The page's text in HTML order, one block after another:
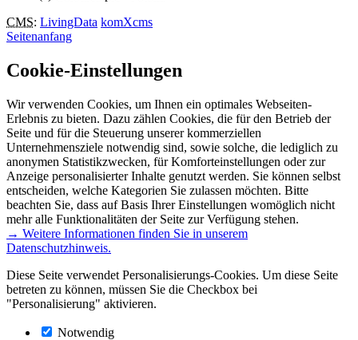
CMS: LivingData komXcms
Seitenanfang
Cookie-Einstellungen
Wir verwenden Cookies, um Ihnen ein optimales Webseiten-
Erlebnis zu bieten. Dazu zählen Cookies, die für den Betrieb der
Seite und für die Steuerung unserer kommerziellen
Unternehmensziele notwendig sind, sowie solche, die lediglich zu
anonymen Statistikzwecken, für Komforteinstellungen oder zur
Anzeige personalisierter Inhalte genutzt werden. Sie können selbst
entscheiden, welche Kategorien Sie zulassen möchten. Bitte
beachten Sie, dass auf Basis Ihrer Einstellungen womöglich nicht
mehr alle Funktionalitäten der Seite zur Verfügung stehen.
→ Weitere Informationen finden Sie in unserem
Datenschutzhinweis.
Diese Seite verwendet Personalisierungs-Cookies. Um diese Seite
betreten zu können, müssen Sie die Checkbox bei
"Personalisierung" aktivieren.
Notwendig